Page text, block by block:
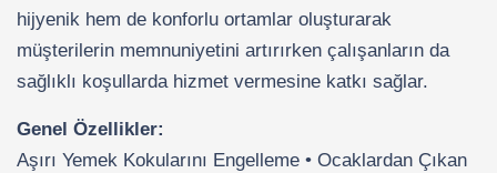
hijyenik hem de konforlu ortamlar oluşturarak
müşterilerin memnuniyetini artırırken çalışanların da
sağlıklı koşullarda hizmet vermesine katkı sağlar.
Genel Özellikler:
Aşırı Yemek Kokularını Engelleme • Ocaklardan Çıkan